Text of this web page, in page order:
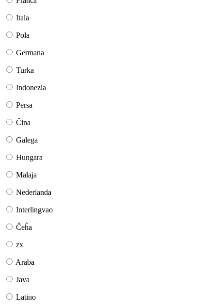
Itala
Pola
Germana
Turka
Indonezia
Persa
Ĉina
Galega
Hungara
Malaja
Nederlanda
Interlingvao
Ĉeĥa
zx
Araba
Java
Latino